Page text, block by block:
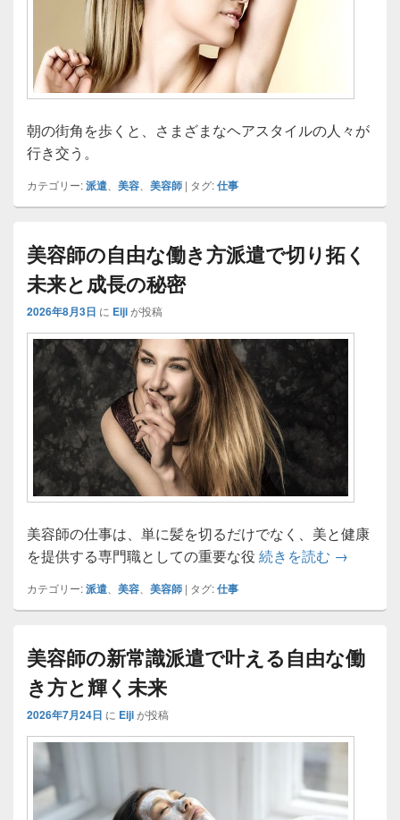
朝の街角を歩くと、さまざまなヘアスタイルの人々が
行き交う。
カテゴリー:派遣、 美容、 美容師 | タグ:仕事
美容師の自由な働き方派遣で切り拓く
未来と成長の秘密
2026年8月3日 に Eijiが投稿
美容師の仕事は、単に髪を切るだけでなく、美と健康
を提供する専門職としての重要な役 続きを読む 美容師の
→
カテゴリー:派遣 美容 美容師 | タグ:仕事
美容師の新常識派遣で叶える自由な働
き方と輝く未来
2026年7月24日 に Eijiが投稿